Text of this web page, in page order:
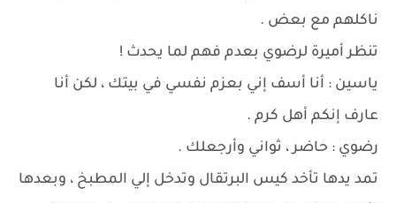
ناكلهم مع بعض .
تنظر أميرة لرضوي بعدم فهم لما يحدث !
ياسين : أنا أسف إني بعزم نفسي في بيتك ، لكن أنا
عارف إنكم أهل كرم .
رضوي : حاضر ، ثواني وأرجعلك .
تمد يدها تأخد كيس البرتقال وتدخل إلي المطبخ ، وبعدها